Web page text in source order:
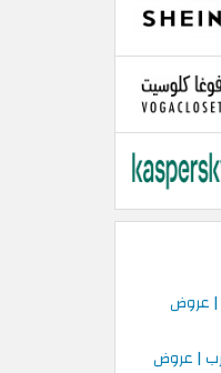
| عروض
| عروض